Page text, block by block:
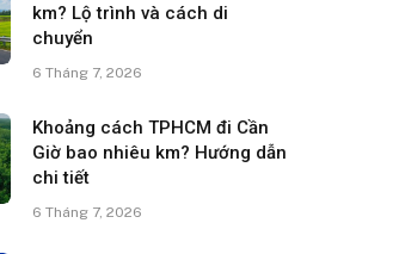
km? Lộ trình và cách di
chuyển
6 Tháng 7, 2026
Khoảng cách TPHCM đi Cần
Giờ bao nhiêu km? Hướng dẫn
chi tiết
6 Tháng 7, 2026